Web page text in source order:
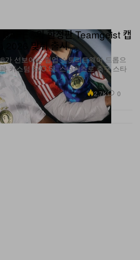
BAPE®의 한정판 Teamgeist 캡
2026 맞춰 출시
가 선보이는 협업 스트리트웨어 드롭으
커스텀 EVO SL 스니커즈로 축구 스타
2.7K 0